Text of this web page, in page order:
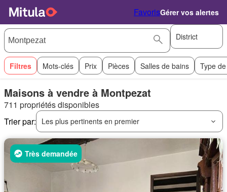
FavorisGérer vos alertes
District
Filtres Mots-clés Prix Pièces Salles de bains Type
Maisons à vendre à Montpezat
711 propriétés disponibles
Trier par:
Les plus pertinents en premier
Très demandée